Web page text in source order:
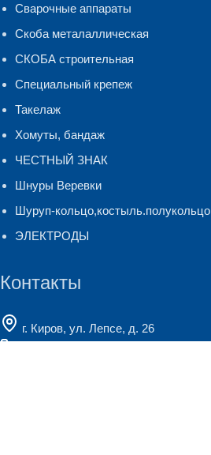
Сварочные аппараты
Скоба металаллическая
СКОБА строительная
Специальный крепеж
Такелаж
Хомуты, бандаж
ЧЕСТНЫЙ ЗНАК
Шнуры Веревки
Шуруп-кольцо,костыль.полукольцо
ЭЛЕКТРОДЫ
Контакты
г. Киров, ул. Лепсе, д. 26